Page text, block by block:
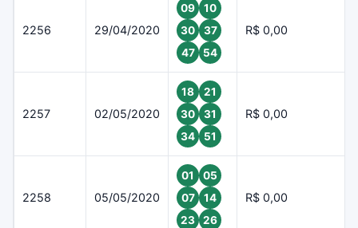
2256 29/04/2020
09
10
30
37
47
54
R$ 0,00
2257 02/05/2020
18
21
30
31
34
51
R$ 0,00
2258 05/05/2020
01
05
07
14
23
26
R$ 0,00